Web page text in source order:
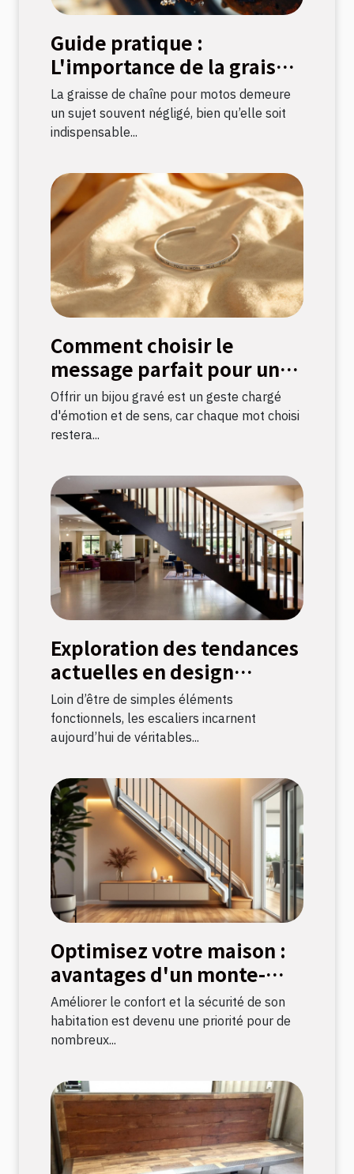
Guide pratique :
L'importance de la graisse
de chaîne pour motos
La graisse de chaîne pour motos demeure
un sujet souvent négligé, bien qu’elle soit
indispensable...
Comment choisir le
message parfait pour un
bijou gravé ?
Offrir un bijou gravé est un geste chargé
d'émotion et de sens, car chaque mot choisi
restera...
Exploration des tendances
actuelles en design
d'escaliers
Loin d’être de simples éléments
fonctionnels, les escaliers incarnent
aujourd’hui de véritables...
Optimisez votre maison :
avantages d'un monte-
escalier moderne
Améliorer le confort et la sécurité de son
habitation est devenu une priorité pour de
nombreux...